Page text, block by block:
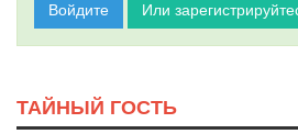
Войдите Или
ТАЙНЫЙ ГОСТЬ